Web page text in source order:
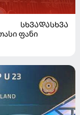
ᲡᲮᲕᲐᲓᲐᲡᲮᲕᲐ
ფანი